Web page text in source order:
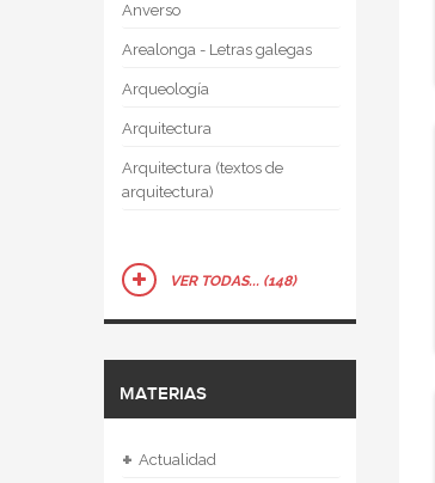
Anverso
Arealonga - Letras galegas
Arqueología
Arquitectura
Arquitectura (textos de
arquitectura)
VER TODAS... (148)
MATERIAS
+ Actualidad